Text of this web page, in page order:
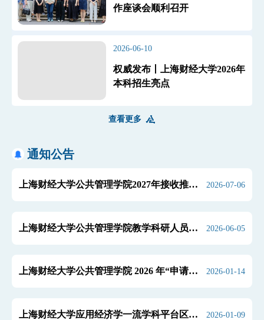
查看更多
作座谈会顺利召开
2026-06-10
权威发布丨上海财经大学2026年
本科招生亮点
通知公告
2026-07-06
上海财经大学公共管理学院2027年接收推荐
2026-06-05
上海财经大学公共管理学院教学科研人员招
2026-01-14
上海财经大学公共管理学院 2026 年“申请考
2026-01-09
上海财经大学应用经济学一流学科平台区域